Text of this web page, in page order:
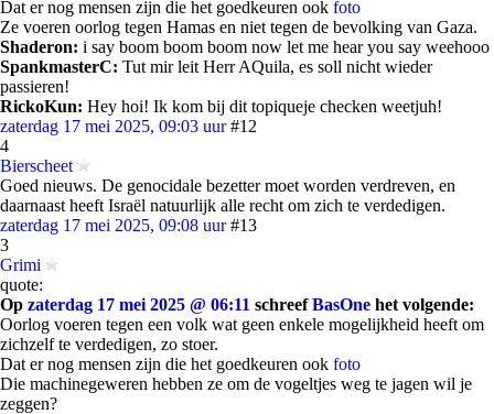
Dat er nog mensen zijn die het goedkeuren ook foto
Ze voeren oorlog tegen Hamas en niet tegen de bevolking van Gaza.
Shaderon: i say boom boom boom now let me hear you say weehooo
SpankmasterC: Tut mir leit Herr AQuila, es soll nicht wieder
passieren!
RickoKun: Hey hoi! Ik kom bij dit topiqueje checken weetjuh!
zaterdag 17 mei 2025, 09:03 uur #12
4
Bierscheet
Goed nieuws. De genocidale bezetter moet worden verdreven, en
daarnaast heeft Israël natuurlijk alle recht om zich te verdedigen.
zaterdag 17 mei 2025, 09:08 uur #13
3
Grimi
quote:
Op zaterdag 17 mei 2025 @ 06:11 schreefBasOne het volgende:
Oorlog voeren tegen een volk wat geen enkele mogelijkheid heeft om
zichzelf te verdedigen, zo stoer.
Dat er nog mensen zijn die het goedkeuren ook foto
Die machinegeweren hebben ze om de vogeltjes weg te jagen wil je
zeggen?